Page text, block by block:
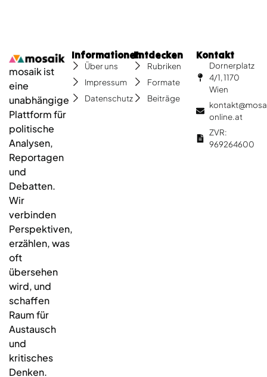
mosaik ist
eine
unabhängige
Plattform für
politische
Analysen,
Reportagen
und
Debatten.
Wir
verbinden
Perspektiven,
erzählen, was
oft
übersehen
wird, und
schaffen
Raum für
Austausch
und
kritisches
Denken.
Informationen
Über uns
Impressum
Datenschutz
Entdecken
Rubriken
Formate
Beiträge
Kontakt
Dornerplatz
4/1, 1170
Wien
online.at
ZVR:
969264600